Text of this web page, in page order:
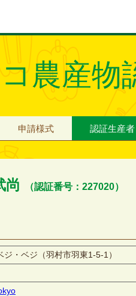
農産物
申請様式 認証生産者
（認証番号：227020）
・ベジ（羽村市羽東1-5-1）